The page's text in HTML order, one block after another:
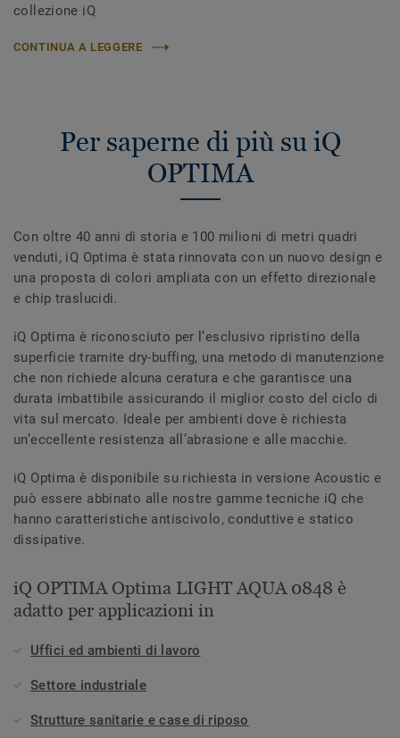
collezione iQ
CONTINUA A LEGGERE
Per saperne di più su iQ
OPTIMA
Con oltre 40 anni di storia e 100 milioni di metri quadri
venduti, iQ Optima è stata rinnovata con un nuovo design e
una proposta di colori ampliata con un effetto direzionale
e chip traslucidi.
iQ Optima è riconosciuto per l’esclusivo ripristino della
superficie tramite dry-buffing, una metodo di manutenzione
che non richiede alcuna ceratura e che garantisce una
durata imbattibile assicurando il miglior costo del ciclo di
vita sul mercato. Ideale per ambienti dove è richiesta
un’eccellente resistenza all’abrasione e alle macchie.
iQ Optima è disponibile su richiesta in versione Acoustic e
può essere abbinato alle nostre gamme tecniche iQ che
hanno caratteristiche antiscivolo, conduttive e statico
dissipative.
iQ OPTIMA Optima LIGHT AQUA 0848 è
adatto per applicazioni in
Uffici ed ambienti di lavoro
Settore industriale
Strutture sanitarie e case di riposo